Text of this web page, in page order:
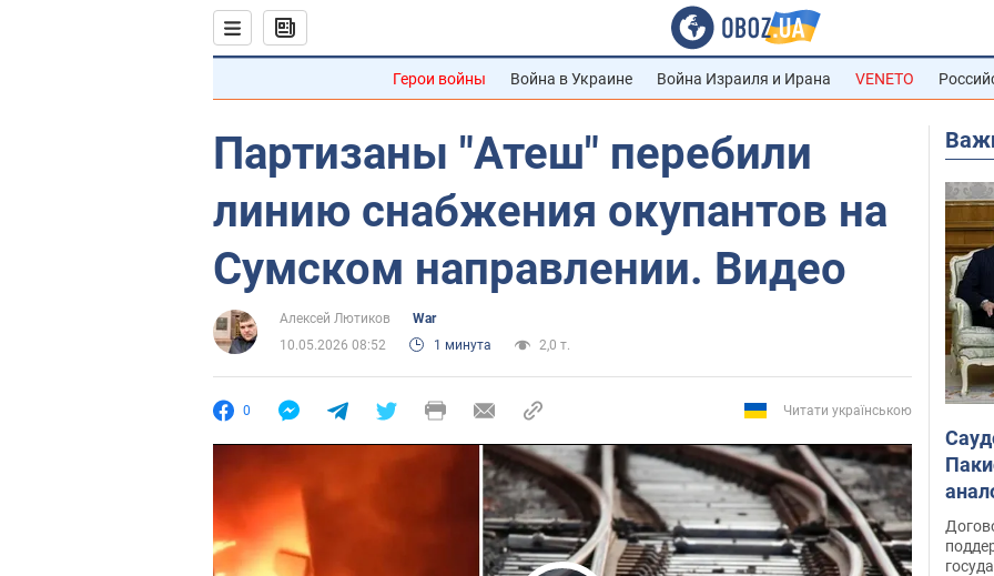
Герои войны Война в Украине Война Израиля и Ирана VENETO
Партизаны "Атеш" перебили
линию снабжения окупантов на
Сумском направлении. Видео
Алексей Лютиков
War
10.05.2026 08:52
1 минута 2,0 т.
0 Читати українською